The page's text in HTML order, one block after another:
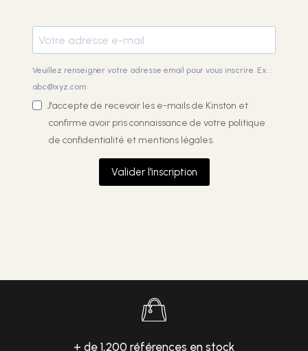
Veuillez renseigner votre adresse email pour vous inscrire. Ex. :
abc@xyz.com
J'accepte de recevoir les e-mails de Kinston et
confirme avoir pris connaissance de votre politique
de confidentialité et mentions légales.
Valider l'inscription
+ de 1,200 références en stock